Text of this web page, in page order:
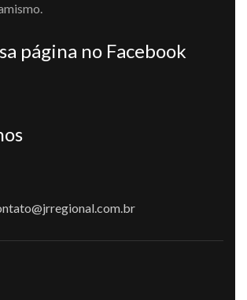
página no Facebook